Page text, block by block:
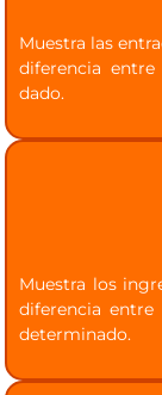
Muestra las
diferencia
dado.
Muestra los
diferencia
determinado.